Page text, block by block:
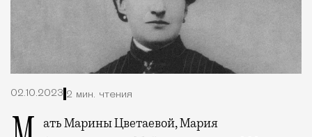
02.10.2023 2 мин. чтения